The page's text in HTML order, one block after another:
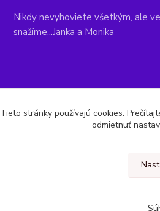
Nikdy nevyhoviete všetkým, ale
snažíme...Janka a Monika
Tieto stránky používajú cookies.
odmietnuť